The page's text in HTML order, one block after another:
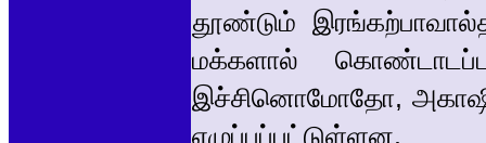
தூண்டும்
மக்களால்
இச்சினொமோதோ,
எழுப்பப்பட்டுள்ளன.